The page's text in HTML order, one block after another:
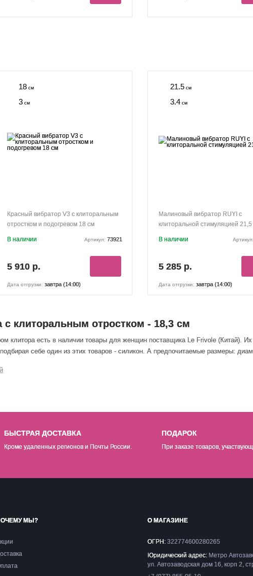
18 см
3 см
Красный вибратор V3 с клиторальным
отростком и подогревом 18 см
В наличии Артикул: 73921
5 910 р.
Дата отгрузки: завтра (14:00)
21.5 см
3.4 см
Малиновый вибратор RUYI с
клиторальной стимуляцией
В наличии Артикул:
5 285 р.
Дата отгрузки: завтра (14:00)
клиторальным отростком - 18,3 см
клитора есть в наличии товары для женщин поставщика Le Frivole (Китай).
себе один из этих товаров - силикон. А предпочитаемые размеры:
БЫСТРАЯ ДОСТАВКА
Кроме удаленных регионов и Почты России.
ПОДАРОК
При заказе товаров,
МЫ? О МАГАЗИНЕ
ОГРН: 322774600280265
Юридический адрес: Метро
ул. Автозаводская дом 16, корп 2,